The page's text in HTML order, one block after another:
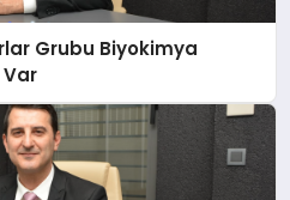
Grubu Biyokimya
Var